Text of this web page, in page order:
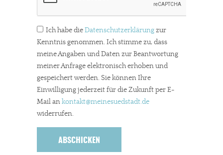
Ich habe dieDatenschutzerklärungzur
Kenntnis genommen. Ich stimme zu, dass
meine Angaben und Daten zur Beantwortung
meiner Anfrage elektronisch erhoben und
gespeichert werden. Sie können Ihre
Einwilligung jederzeit für die Zukunft per E-
Mail ankontakt@meinesuedstadt.de
widerrufen.